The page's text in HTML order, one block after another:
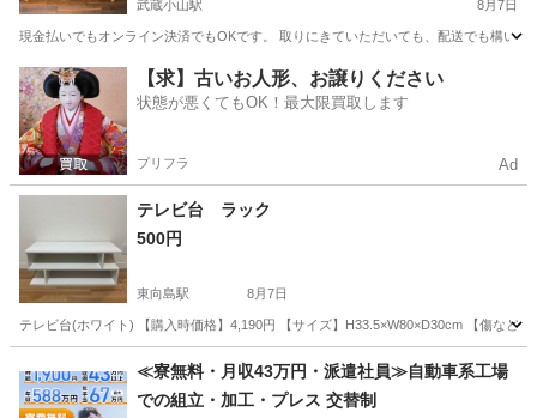
武蔵小山駅 8月7日
現金払いでもオンライン決済でもOKです。 取りにきていただいても、配送でも構い
東京 目黒区 武蔵小山駅 ソファ
【求】古いお人形、お譲りください
状態が悪くてもOK！最大限買取します
プリフラ Ad
テレビ台 ラック
500円
東向島駅 8月7日
テレビ台(ホワイト) 【購入時価格】4,190円 【サイズ】H33.5×W80×D30cm 【傷など
東向島駅 収納家具
≪寮無料・月収43万円・派遣社員≫自動車系工場
での組立・加工・プレス 交替制